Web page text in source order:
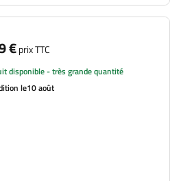
€prix TTC
disponible - très grande quantité
le10 août